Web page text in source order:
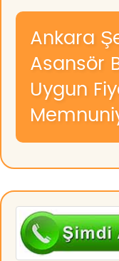
Ankara
Asansör
Uygun